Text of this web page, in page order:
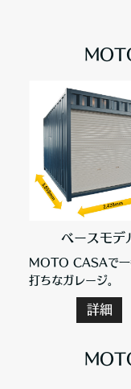
ベースモデ
MOTO CASAで一
打ちなガレージ。
詳細